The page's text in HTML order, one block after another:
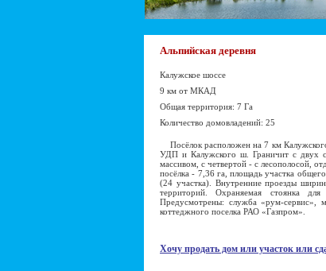
Альпийская деревня
Калужское шоссе
9 км от МКАД
Общая территория: 7 Га
Количество домовладений: 25
Посёлок расположен на 7 км
УДП и Калужского ш. Граничит с двух
массивом, с четвертой - с лесополосой,
посёлка - 7,36 га, площадь участка
(24 участка). Внутренние проезды
территорий. Охраняемая стоянка
Предусмотрены: служба «рум-сервис»,
коттеджного поселка РАО «Газпром».
Хочу продать дом или участок или